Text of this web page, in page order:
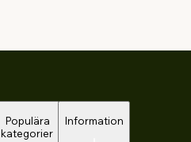
Populära
kategorier
Information